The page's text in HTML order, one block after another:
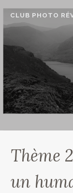
contenu
CLUB PHOTO
Thème
un